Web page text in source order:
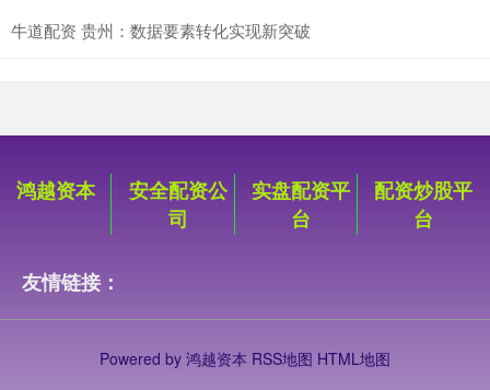
牛道配资 贵州：数据要素转化实现新突破
鸿越资本
安全配资公
司
实盘配资平
台
配资炒股平
台
友情链接：
Powered by 鸿越资本 RSS地图 HTML地图